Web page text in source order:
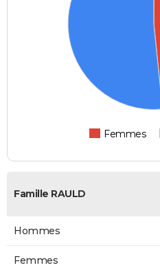
Femmes
Famille RAULD
Hommes
Femmes